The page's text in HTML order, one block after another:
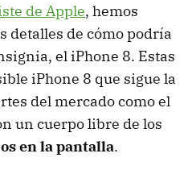
de Apple, hemos
detalles de cómo podría
el iPhone 8. Estas
iPhone 8 que sigue la
del mercado como el
un cuerpo libre de los
en la pantalla.